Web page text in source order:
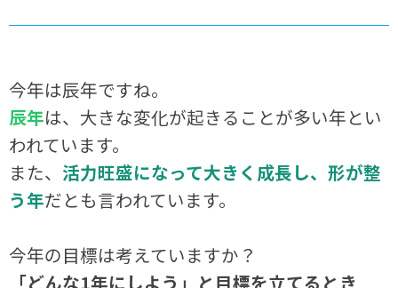
今年は辰年ですね。
辰年は、大きな変化が起きることが多い年とい
われています。
また、 活力旺盛になって大きく成長し、形が整
う年だとも言われています。
今年の目標は考えていますか？
「どんな1年にしよう」と目標を立てるとき